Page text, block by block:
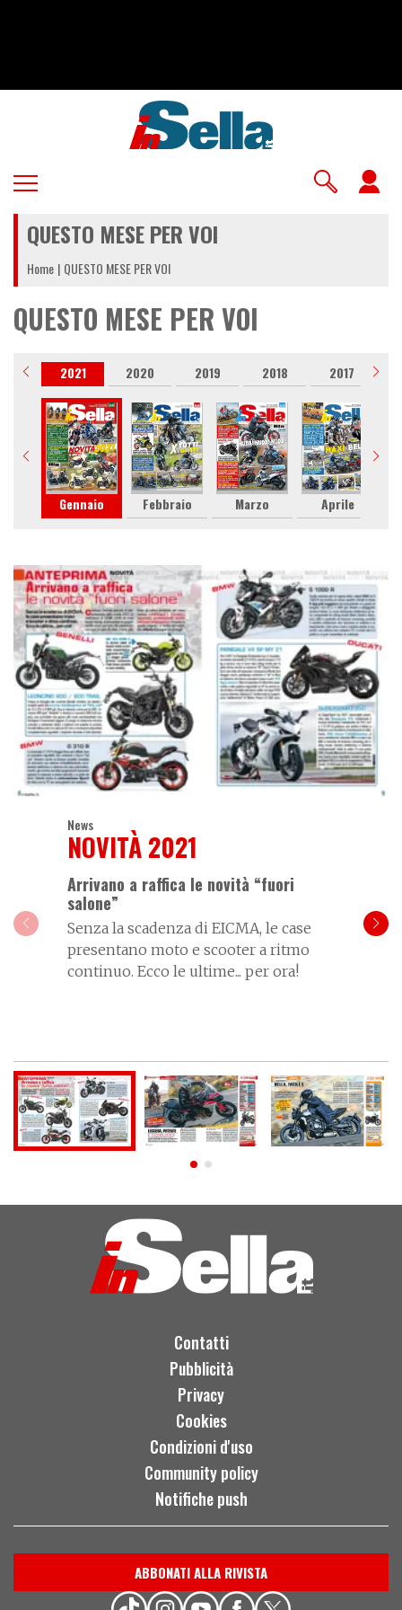
QUESTO MESE PER VOI
Home QUESTO MESE PER VOI
QUESTO MESE PER VOI
2021 2020 2019 2018 2017
Gennaio Febbraio Marzo Aprile
News
NOVITÀ 2021
Arrivano a raffica le novità “fuori
salone”
Senza la scadenza di EICMA, le case
presentano moto e scooter a ritmo
continuo. Ecco le ultime... per ora!
Contatti
Pubblicità
Privacy
Cookies
Condizioni d'uso
Community policy
Notifiche push
ABBONATI ALLA RIVISTA